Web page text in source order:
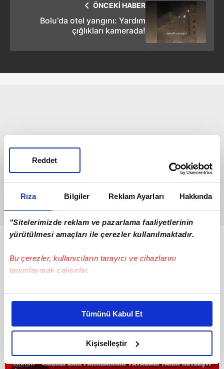
Rıza Bilgiler Reklam Ayarları Hakkında
"Sitelerimizde reklam ve pazarlama faaliyetlerinin
yürütülmesi amaçları ile çerezler kullanılmaktadır.
Bu çerezler, kullanıcıların tarayıcı ve cihazlarını
tanımlayarak çalışırlar.
Bu çerezlere izin vermeniz halinde sizlere özel
daha iyi reklam deneyimi yaşatabiliriz. Bunu yaparken
amacımızın size daha iyi bir reklam deneyimi sunmak
olduğunu ve sizlere en iyi içerikleri sunabilmek adına
elimizden gelen çabayı gösterdiğimizi ve bu noktada,
reklamların maliyetlerimizi karşılamak noktasında tek gelir
Tümünü Kabul Et
Kişiselleştir
Reddet
ÖNCEKİ HABER
Bolu'da otel yangını: Yardım
çığlıkları kamerada!